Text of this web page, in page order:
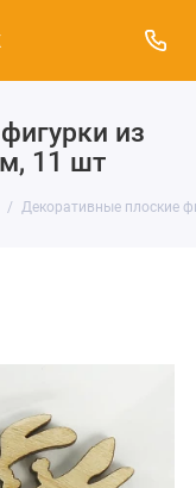
из
11 шт
Декоративные плоские